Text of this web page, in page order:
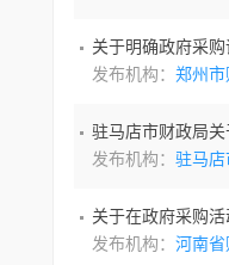
关于明确政府采
发布机构： 郑州
驻马店市财政局
发布机构： 驻马
关于在政府采购
发布机构： 河南